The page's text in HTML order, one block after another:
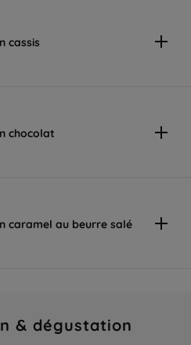
cassis
chocolat
caramel au beurre salé
& dégustation